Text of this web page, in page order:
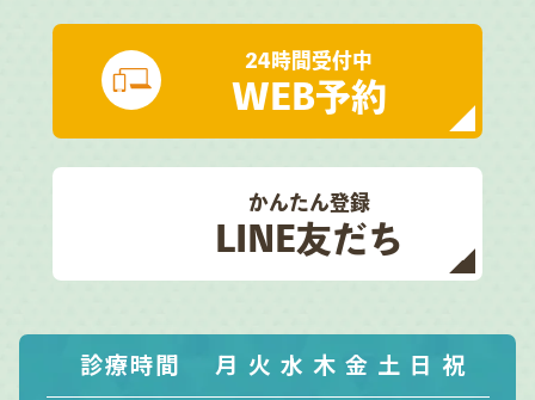
24時間受付中
WEB予約
かんたん登録
LINE友だち
診療時間 月 火 水 木 金 土 日 祝